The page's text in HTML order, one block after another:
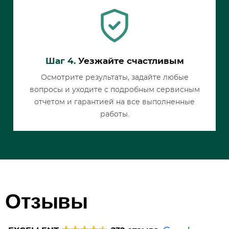
Шаг 4.Уезжайте счастливым
Осмотрите результаты, задайте любые
вопросы и уходите с подробным сервисным
отчетом и гарантией на все выполненные
работы.
Отзывы